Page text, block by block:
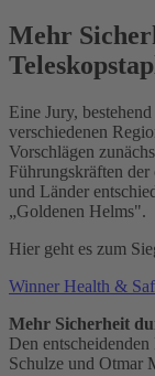
Mehr
Eine Jury,
verschiedenen
Vorschlägen
Führungskräften
und Länder
„Goldenen Helms".
Hier geht es zum
Winner Health &
Mehr Sicherheit
Den
Schulze und Otmar